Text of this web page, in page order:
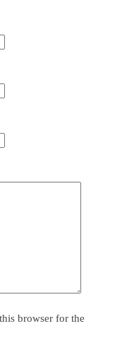
browser for the